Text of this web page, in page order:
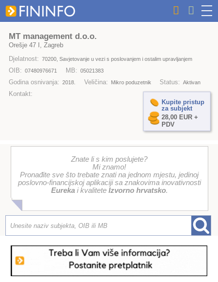
MT management d.o.o.
Orešje 47 I, Zagreb
Djelatnost: 70200, Savjetovanje u vezi s poslovanjem i ostalim upravljanjem
OIB: 07480976671 MB: 05021383
Godina osnivanja: 2018. Veličina: Mikro poduzetnik Status: Aktivan
Kontakt:
Kupite pristup
za subjekt
28,00 EUR +
PDV
Znate li s kim poslujete?
Mi znamo!
Pronađite sve što trebate znati na jednom mjestu, jedinoj
poslovno-financijskoj aplikaciji sa znakovima inovativnosti
Eurekai kvalitete Izvorno hrvatsko.